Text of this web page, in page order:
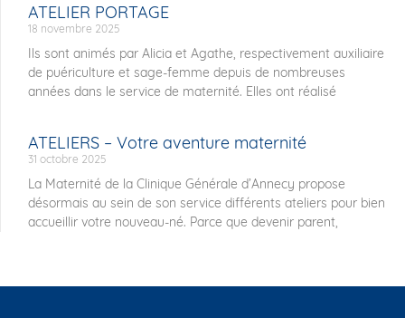
ATELIER PORTAGE
18 novembre 2025
Ils sont animés par Alicia et Agathe, respectivement auxiliaire
de puériculture et sage-femme depuis de nombreuses
années dans le service de maternité. Elles ont réalisé
ATELIERS – Votre aventure maternité
31 octobre 2025
La Maternité de la Clinique Générale d’Annecy propose
désormais au sein de son service différents ateliers pour bien
accueillir votre nouveau-né. Parce que devenir parent,